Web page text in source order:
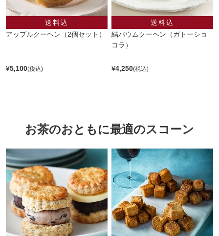
アップルクーヘン（2個セット）
¥5,100
結バウムクーヘン（ガトーショ
コラ）
¥4,250
お茶のおともに最適のスコーン